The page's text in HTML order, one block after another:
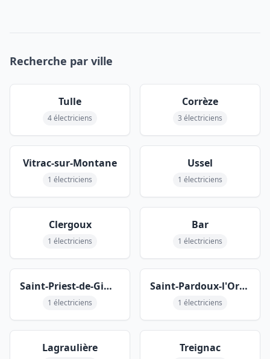
Recherche par ville
Tulle
4 électriciens
Corrèze
3 électriciens
Vitrac-sur-Montane
1 électriciens
Ussel
1 électriciens
Clergoux
1 électriciens
Bar
1 électriciens
Saint-Priest-de-Gimel
1 électriciens
Saint-Pardoux-l'Ortigier
1 électriciens
Lagraulière Treignac